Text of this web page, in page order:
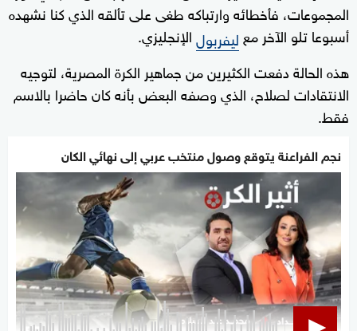
المجموعات، فأخطائه وارتباكه طغى على تألقه الذي كنا نشهده
أسبوعا تلو الآخر مع ليفربولالإنجليزي.
هذه الحالة دفعت الكثيرين من جماهير الكرة المصرية، لتوجيه
الانتقادات لصلاح، الذي وصفه البعض بأنه كان حاضرا بالاسم
فقط.
نجم الفراعنة يتوقع وصول منتخب عربي إلى نهائي الكان